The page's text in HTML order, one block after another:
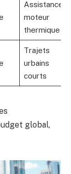
Assistance
moteur
thermique
Trajets
urbains
courts
global,